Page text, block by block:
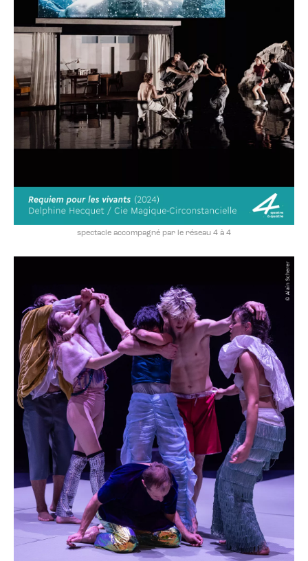
spectacle accompagné par le réseau 4 à 4